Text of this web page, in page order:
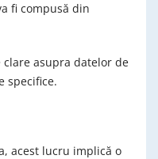
fi compusă din
asupra datelor de
specifice.
acest lucru implică o